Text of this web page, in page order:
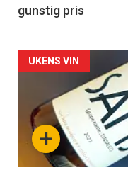
gunstig pris
Forsiden
akkurat
nå+
UKENS VIN